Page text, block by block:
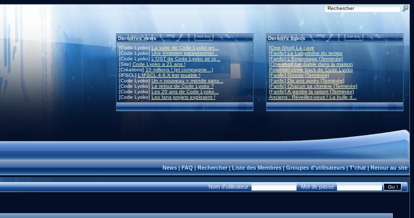
Dernières news
[Code Lyoko] La suite de Code Lyoko en...
[Code Lyoko]Une émission exceptionnel...
[Code Lyoko] L'OST de Code Lyoko se ra...
[Site] Code Lyoko a 21 ans !
[Créations] 10 millions ! (et compagnie...)
[IFSCL]L'IFSCL 4.6.X est jouable !
[Code Lyoko] Un « nouveau » monde sans...
[Code Lyoko] Le retour de Code Lyoko ?
[Code Lyoko] Les 20 ans de Code Lyoko...
[Code Lyoko] Les fans projets explosent !
Derniers topics
[One-Shot] La cave
[Fanfic] Le Labyrinthe du temps
[Fanfic] L'Engrenage [Terminée]
[One-shot] Le diable dans la maison
Potentiel come back de Code Lyoko
[Fanfic] Gnosis [Terminée]
[Fanfic] Dix ans après [Terminée]
[Fanfic] Chacun sa chimère [Terminée]
[Fanfic] À perdre la raison [Terminée]
Anciens : Réveillez-vous ! La bulle d...
News|FAQ|Rechercher|Liste des Membres|Groupes d'utilisateurs|T'chat|Retour au site
Nom d'utilisateur: Mot de passe: